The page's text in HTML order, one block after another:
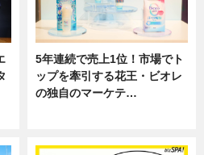
5年連続で売上1位！市場でト
ップを牽引する花王・ビオレ
の独自のマーケテ…